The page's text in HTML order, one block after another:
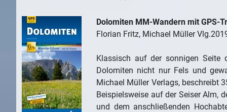
Dolomiten MM-Wandern mit GPS-
Florian Fritz, Michael Müller
Klassisch auf der sonnigen Seite
Dolomiten nicht nur Fels und
Michael Müller Verlags, beschreibt
Beispielsweise auf der Seiser Alm,
und dem anschließenden